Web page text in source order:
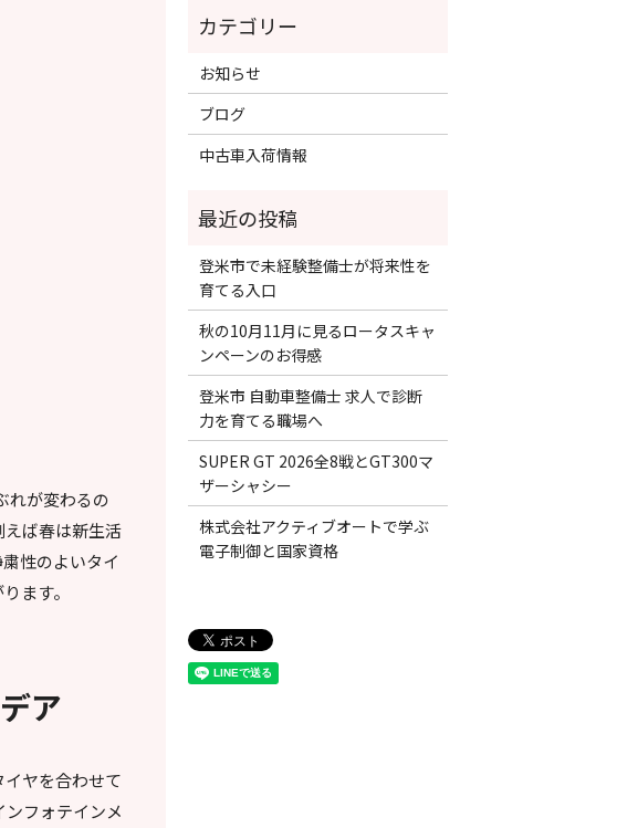
れが変わるの
ば春は新生活
性のよいタイ
ます。
ア
イヤを合わせて
ンフォテインメ
お知らせ
ブログ
中古車入荷情報
登米市で未経験整備士が将来性を
育てる入口
秋の10月11月に見るロータスキャ
ンペーンのお得感
登米市 自動車整備士 求人で診断
力を育てる職場へ
SUPER GT 2026全8戦とGT300マ
ザーシャシー
株式会社アクティブオートで学ぶ
電子制御と国家資格